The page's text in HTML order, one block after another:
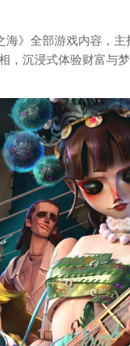
》全部游戏内容，
沉浸式体验财富